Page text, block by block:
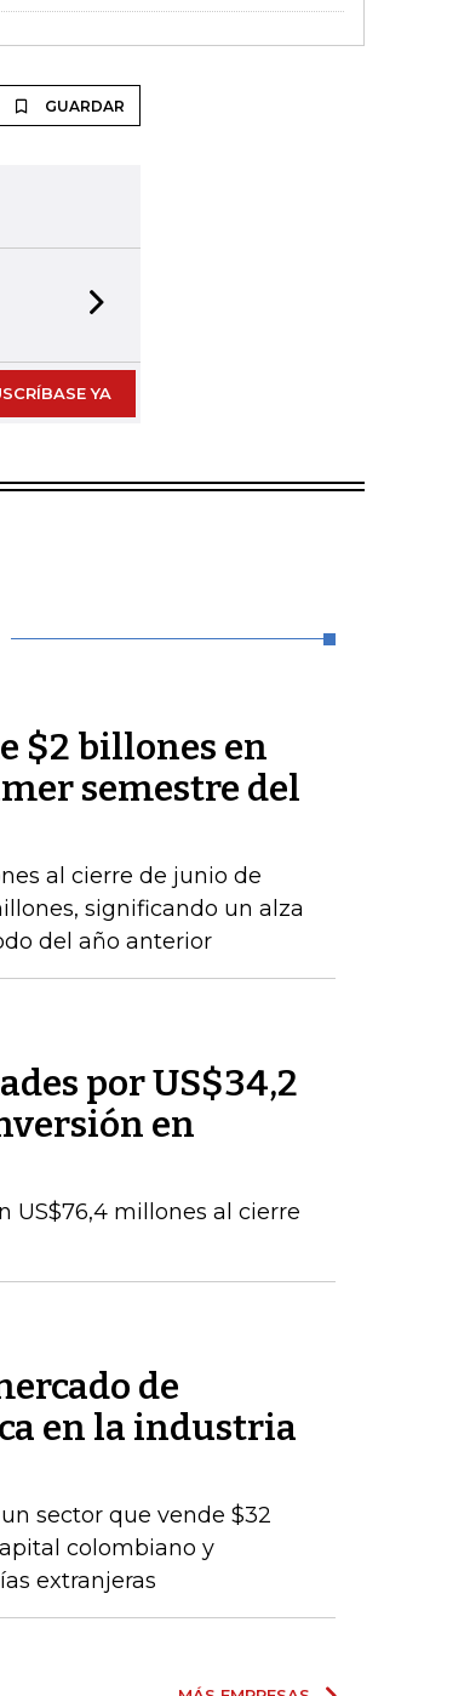
GUARDAR
YA
$2 billones en
semestre del
al cierre de junio de
significando un alza
del año anterior
por US$34,2
en
US$76,4 millones al cierre
de
en la industria
sector que vende $32
colombiano y
extranjeras